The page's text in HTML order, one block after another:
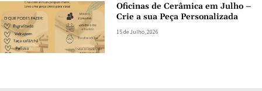
Oficinas de Cerâmica em Julho –
Crie a sua Peça Personalizada
15 de Julho, 2026